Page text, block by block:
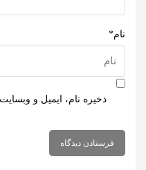
نام*
ذخیره نام، ایمیل و